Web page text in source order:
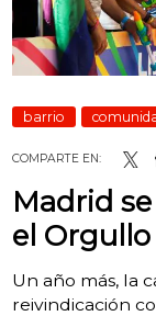
barrio
COMPARTE EN:
Madrid
el Orgullo
Un año más, la
reivindicación